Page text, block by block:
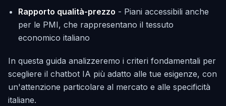
Rapporto qualità-prezzo - Piani accessibili anche
per le PMI, che rappresentano il tessuto
economico italiano
In questa guida analizzeremo i criteri fondamentali per
scegliere il chatbot IA più adatto alle tue esigenze, con
un'attenzione particolare al mercato e alle specificità
italiane.